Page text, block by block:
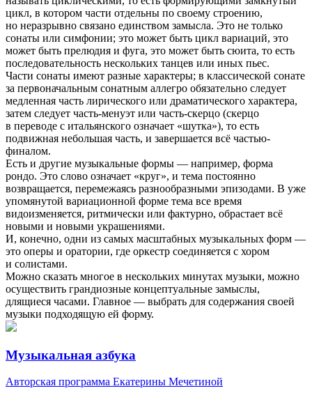
цикл, в котором части отдельны по своему строению,
но неразрывно связано единством замысла. Это не только
сонаты или симфонии; это может быть цикл вариаций, это
может быть прелюдия и фуга, это может быть сюита, то есть
последовательность нескольких танцев или иных пьес.
Части сонаты имеют разные характеры; в классической сонате
за первоначальным сонатным аллегро обязательно следует
медленная часть лирического или драматического характера,
затем следует часть-менуэт или часть-скерцо (скерцо
в переводе с итальянского означает «шутка»), то есть
подвижная небольшая часть, и завершается всё частью-
финалом.
Есть и другие музыкальные формы — например, форма
рондо. Это слово означает «круг», и тема постоянно
возвращается, перемежаясь разнообразными эпизодами. В уже
упомянутой вариационной форме тема все время
видоизменяется, ритмически или фактурно, обрастает всё
новыми и новыми украшениями.
И, конечно, одни из самых масштабных музыкальных форм —
это оперы и оратории, где оркестр соединяется с хором
и солистами.
Можно сказать многое в нескольких минутах музыки, можно
осуществить грандиозные концептуальные замыслы,
длящиеся часами. Главное — выбрать для содержания своей
музыки подходящую ей форму.
Музыкальная азбука
Авторская программа Екатерины Мечетиной